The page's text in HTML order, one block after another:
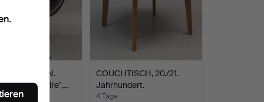
OULKTON.
"Devon Spitfire",…
COUCHTISCH, 20./21.
Jahrhundert.
4 Tage